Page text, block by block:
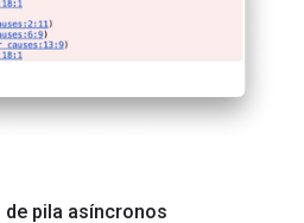
pila asíncronos